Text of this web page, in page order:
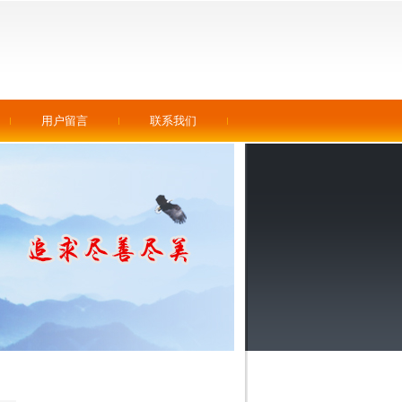
用户留言 联系我们